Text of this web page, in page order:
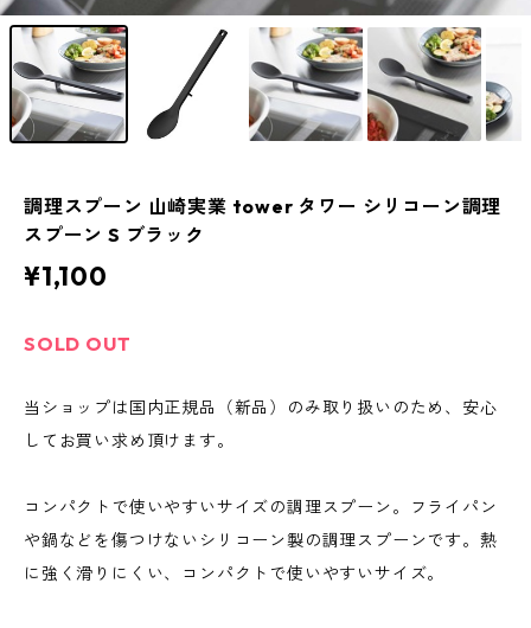
調理スプーン 山崎実業 tower タワー シリコーン調理
スプーン S ブラック
¥1,100
SOLD OUT
当ショップは国内正規品（新品）のみ取り扱いのため、安心
してお買い求め頂けます。
コンパクトで使いやすいサイズの調理スプーン。フライパン
や鍋などを傷つけないシリコーン製の調理スプーンです。熱
に強く滑りにくい、コンパクトで使いやすいサイズ。